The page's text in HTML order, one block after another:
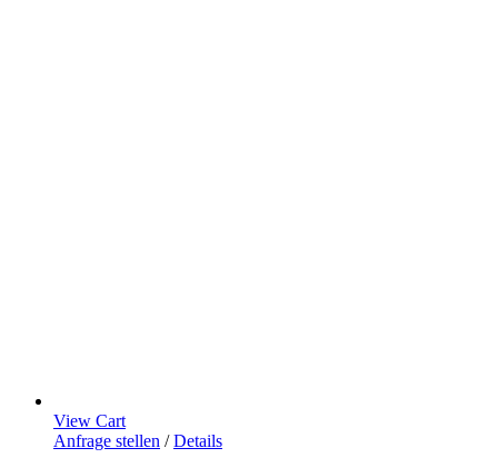
View Cart
Anfrage stellen / Details